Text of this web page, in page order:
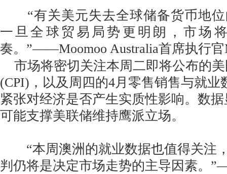
“有关美元失去全球储备货币地位
一旦全球贸易局势更明朗，市场
奏。”——Moomoo Australia首席执行官
市场将密切关注本周二即将公布的
(CPI)，以及周四的4月零售销售与就业
紧张对经济是否产生实质性影响。数
可能支撑美联储维持鹰派立场。
“本周澳洲的就业数据也值得关注
判仍将是决定市场走势的主导因素。